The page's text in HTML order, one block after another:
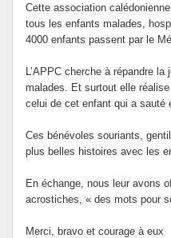
Cette association
tous les enfants malades,
4000 enfants passent par le
L’APPC cherche à répandre
malades. Et surtout elle
celui de cet enfant qui a sauté
Ces bénévoles souriants,
plus belles histoires avec les
En échange, nous leur avons
acrostiches, « des mots pour
Merci, bravo et courage à eux